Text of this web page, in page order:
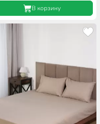
В корзину